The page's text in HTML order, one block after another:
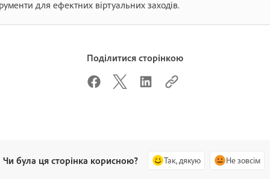
для ефектних віртуальних заходів.
Поділитися сторінкою
Чи була ця сторінка корисною? Так, дякую Не зовсім